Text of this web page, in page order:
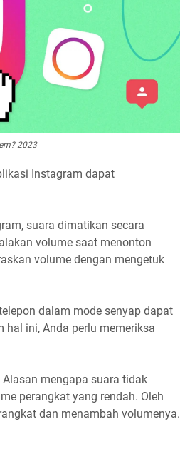
2023
Instagram dapat
suara dimatikan secara
volume saat menonton
volume dengan mengetuk
dalam mode senyap dapat
ini, Anda perlu memeriksa
mengapa suara tidak
perangkat yang rendah. Oleh
dan menambah volumenya.